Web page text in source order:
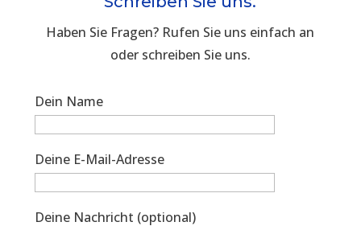
Haben Sie Fragen? Rufen Sie uns einfach an
oder schreiben Sie uns.
Dein Name
Deine E-Mail-Adresse
Deine Nachricht (optional)